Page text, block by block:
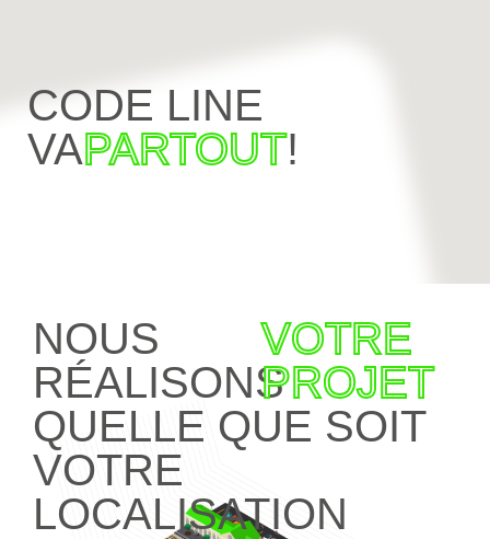
CODE LINE
VAPARTOUT!
NOUS
RÉALISONS
VOTRE
PROJET
QUELLE QUE SOIT
VOTRE
LOCALISATION